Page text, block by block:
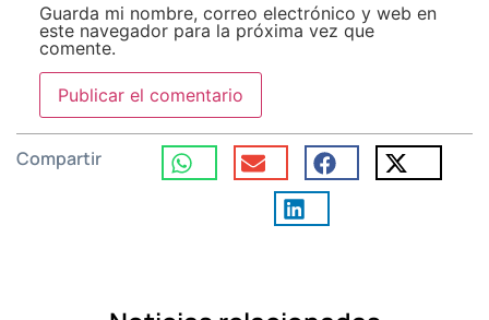
Guarda mi nombre, correo electrónico y web en
este navegador para la próxima vez que
comente.
Compartir